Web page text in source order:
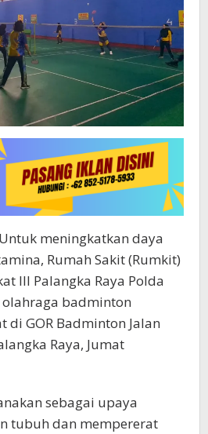
Untuk meningkatkan daya
Rumah Sakit (Rumkit)
III Palangka Raya Polda
badminton
di GOR Badminton Jalan
Raya, Jumat
sebagai upaya
tubuh dan mempererat